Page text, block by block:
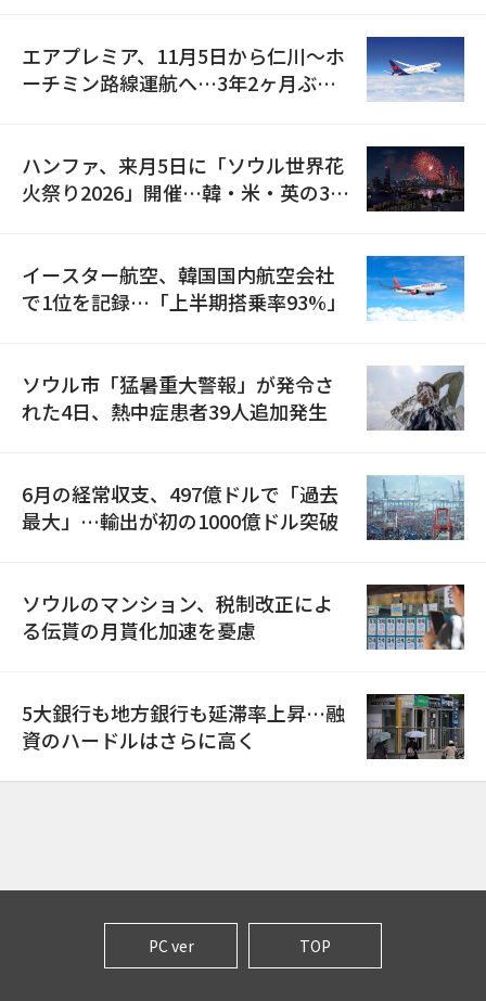
エアプレミア、11月5日から仁川〜ホ
ーチミン路線運航へ…3年2ヶ月ぶり
ハンファ、来月5日に「ソウル世界花
火祭り2026」開催…韓・米・英の3カ
イースター航空、韓国国内航空会社
で1位を記録…「上半期搭乗率93%」
ソウル市「猛暑重大警報」が発令さ
れた4日、熱中症患者39人追加発生
6月の経常収支、497億ドルで「過去
最大」…輸出が初の1000億ドル突破
ソウルのマンション、税制改正によ
る伝貰の月貰化加速を憂慮
5大銀行も地方銀行も延滞率上昇…融
資のハードルはさらに高く
PC ver TOP